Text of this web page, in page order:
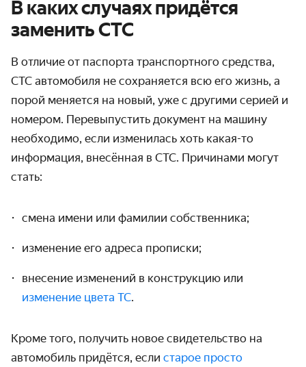
В каких случаях придётся
заменить СТС
В отличие от паспорта транспортного средства,
СТС автомобиля не сохраняется всю его жизнь, а
порой меняется на новый, уже с другими серией и
номером. Перевыпустить документ на машину
необходимо, если изменилась хоть какая-то
информация, внесённая в СТС. Причинами могут
стать:
смена имени или фамилии собственника;
изменение его адреса прописки;
внесение изменений в конструкцию или
изменение цвета ТС.
Кроме того, получить новое свидетельство на
автомобиль придётся, если старое просто